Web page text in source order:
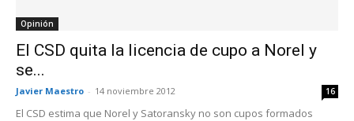
Opinión
El CSD quita la licencia de cupo a Norel y
se...
Javier Maestro - 14 noviembre 2012 16
El CSD estima que Norel y Satoransky no son cupos formados